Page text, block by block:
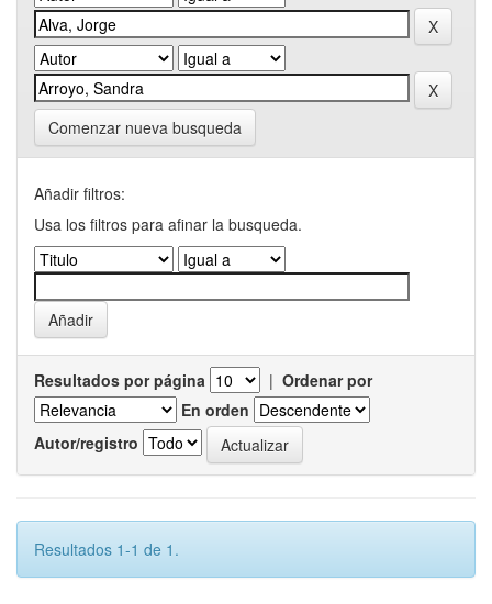
Comenzar nueva busqueda
Añadir filtros:
Usa los filtros para afinar la busqueda.
Resultados por página | Ordenar por
En orden
Autor/registro
Resultados 1-1 de 1.